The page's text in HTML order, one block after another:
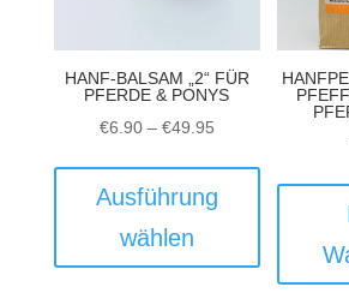
HANF-BALSAM „2“ FÜR
PFERDE & PONYS
€6.90 – €49.95Preisspanne:
bis
Ausführung
wählen
Produkt
mehrere
Varianten